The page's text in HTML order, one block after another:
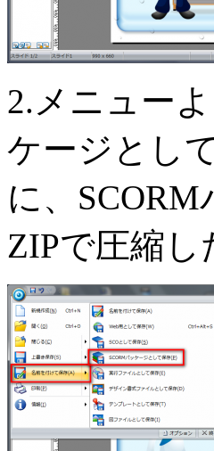
2.メニュー
ケージとし
に、
ZIPで圧縮